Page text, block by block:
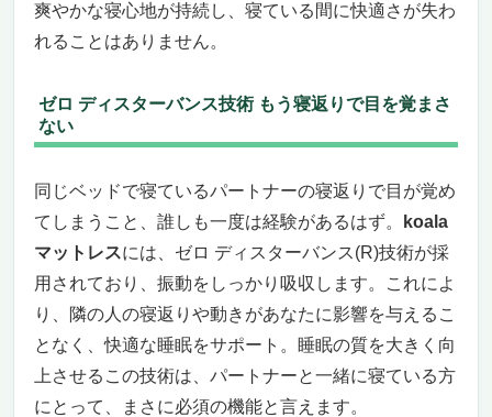
爽やかな寝心地が持続し、寝ている間に快適さが失わ
れることはありません。
ゼロ ディスターバンス技術 もう寝返りで目を覚まさ
ない
同じベッドで寝ているパートナーの寝返りで目が覚め
てしまうこと、誰しも一度は経験があるはず。
koala
マットレスには、ゼロ ディスターバンス(R)技術が採
用されており、振動をしっかり吸収します。これによ
り、隣の人の寝返りや動きがあなたに影響を与えるこ
となく、快適な睡眠をサポート。睡眠の質を大きく向
上させるこの技術は、パートナーと一緒に寝ている方
にとって、まさに必須の機能と言えます。